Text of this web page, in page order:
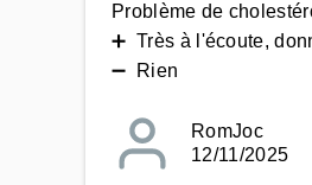
Problème de
➕ Très à l'écoute,
➖ Rien
RomJoc
12/11/2025